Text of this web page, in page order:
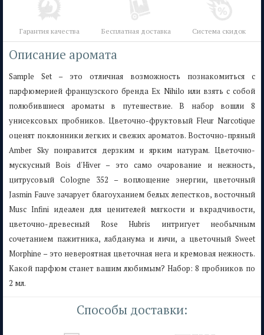
Гарантия качества Бесплатная доставка Система скидок
Описание аромата
Sample Set – это отличная возможность познакомиться с
парфюмерией французского бренда Ex Nihilo или взять с собой
полюбившиеся ароматы в путешествие. В набор вошли 8
унисексовых пробников. Цветочно-фруктовый Fleur Narcotique
оценят поклонники легких и свежих ароматов. Восточно-пряный
Amber Sky понравится дерзким и ярким натурам. Цветочно-
мускусный Bois d'Hiver – это само очарование и нежность,
цитрусовый Cologne 352 – воплощение энергии, цветочный
Jasmin Fauve зачарует благоуханием белых лепестков, восточный
Musc Infini идеален для ценителей мягкости и вкрадчивости,
цветочно-древесный Rose Hubris интригует необычным
сочетанием пажитника, лабданума и личи, а цветочный Sweet
Morphine – это невероятная цветочная нега и кремовая нежность.
Какой парфюм станет вашим любимым? Набор: 8 пробников по
2 мл.
Способы доставки: